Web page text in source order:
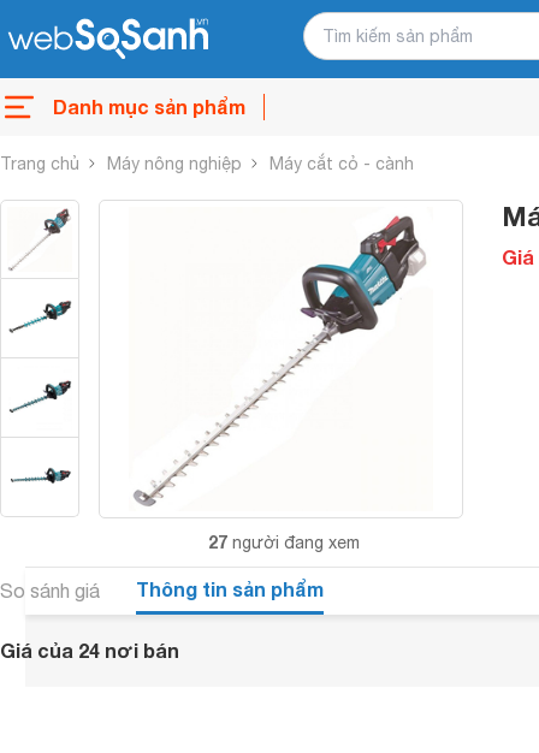
Danh mục sản phẩm
Trang chủ Máy nông nghiệp Máy cắt cỏ - cành
27 người đang xem
Giá
So sánh giá Thông tin sản phẩm
Giá của 24 nơi bán